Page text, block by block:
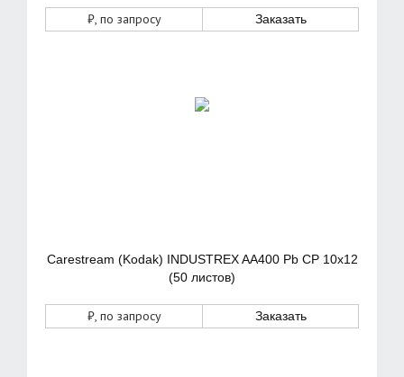
₽, по запросу Заказать
Carestream (Kodak) INDUSTREX AA400 Pb CP 10x12
(50 листов)
₽, по запросу Заказать